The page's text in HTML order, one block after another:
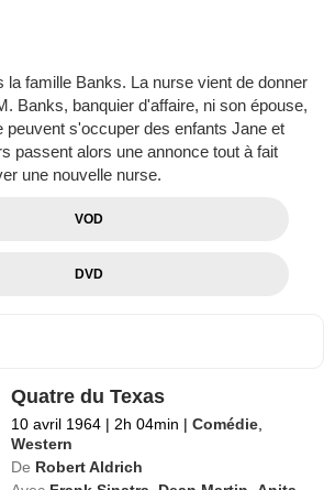
la famille Banks. La nurse vient de donner
Banks, banquier d'affaire, ni son épouse,
peuvent s'occuper des enfants Jane et
passent alors une annonce tout à fait
une nouvelle nurse.
VOD
DVD
Quatre du Texas
10 avril 1964 | 2h 04min | Comédie
Western
De Robert Aldrich